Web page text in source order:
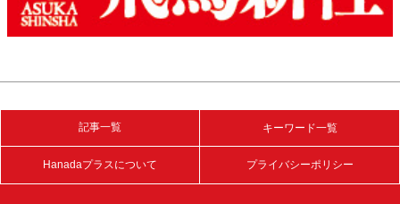
記事一覧 キーワード一覧
Hanadaプラスについて プライバシーポリシー